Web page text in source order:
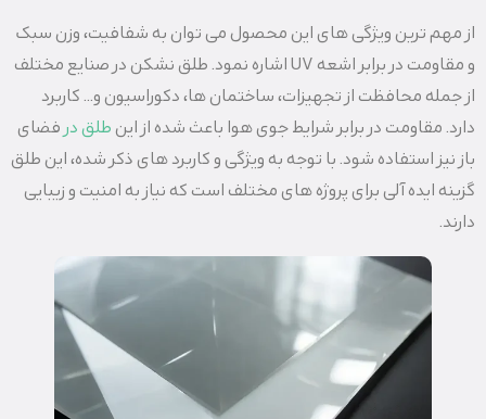
از مهم ترین ویژگی ‌های این محصول می ‌توان به شفافیت، وزن سبک
و مقاومت در برابر اشعه UV اشاره نمود. طلق نشکن در صنایع مختلف
از جمله محافظت از تجهیزات، ساختمان ها، دکوراسیون و… کاربرد
دارد. مقاومت در برابر شرایط جوی هوا باعث شده از این طلق در فضای
باز نیز استفاده شود. با توجه به ویژگی و کاربرد های ذکر شده، این طلق
گزینه ایده آلی برای پروژه ‌های مختلف است که نیاز به امنیت و زیبایی
دارند.